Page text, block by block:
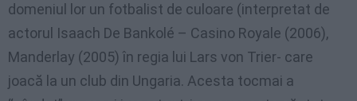
domeniul lor un fotbalist de culoare (interpretat de
actorul Isaach De Bankolé – Casino Royale (2006),
Manderlay (2005) în regia lui Lars von Trier- care
joacă la un club din Ungaria. Acesta tocmai a